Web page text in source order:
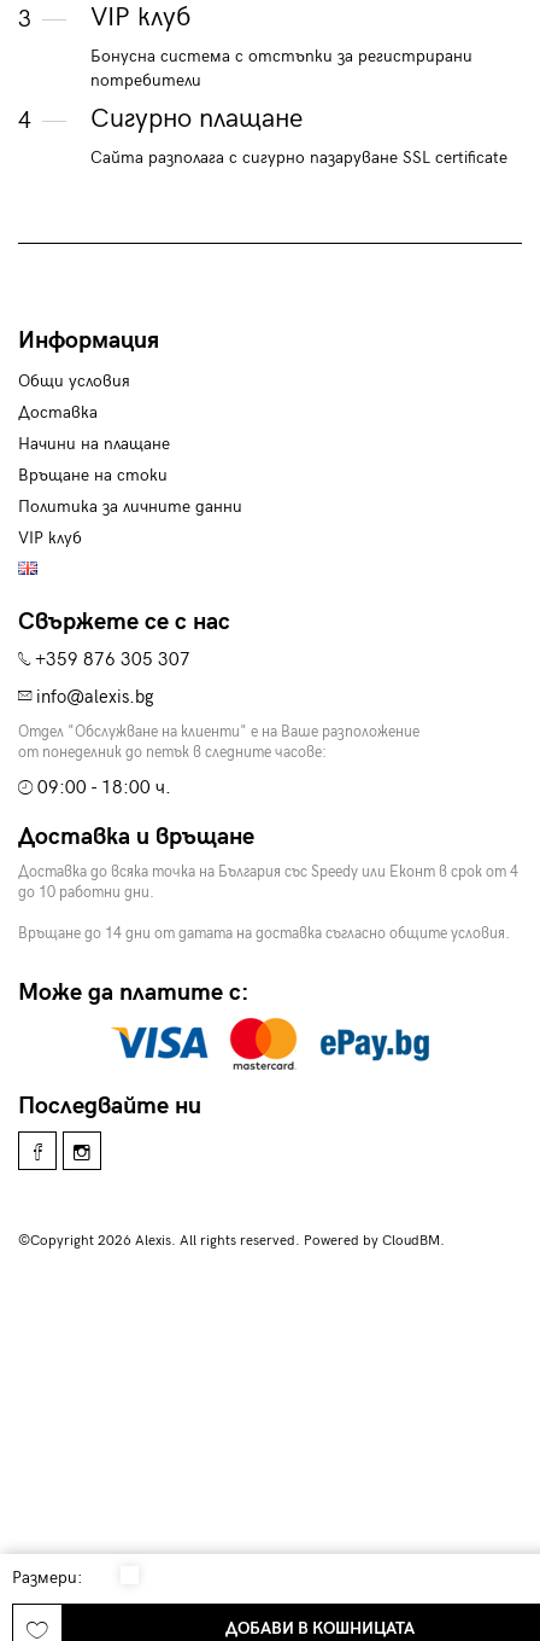
Размери:
ДОБАВИ В КОШНИЦАТА
3 VIP клуб
Бонусна система с отстъпки за регистрирани
потребители
4 Сигурно плащане
Сайта разполага с сигурно пазаруване SSL certificate
Информация
Общи условия
Доставка
Начини на плащане
Връщане на стоки
Политика за личните данни
VIP клуб
Свържете се с нас
+359 876 305 307
info@alexis.bg
Отдел "Обслужване на клиенти" е на Ваше разположение
от понеделник до петък в следните часове:
09:00 - 18:00 ч.
Доставка и връщане
Доставка до всяка точка на България със Speedy или Еконт в срок от 4
до 10 работни дни.
Връщане до 14 дни от датата на доставка съгласно общите условия.
Може да платите с:
Последвайте ни
©Copyright 2026 Alexis. All rights reserved. Powered by CloudBM.